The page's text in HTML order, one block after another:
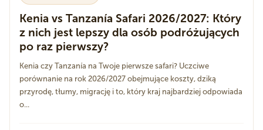
Kenia vs Tanzanía Safari 2026/2027: Który
z nich jest lepszy dla osób podróżujących
po raz pierwszy?
Kenia czy Tanzanía na Twoje pierwsze safari? Uczciwe
porównanie na rok 2026/2027 obejmujące koszty, dziką
przyrodę, tłumy, migrację i to, który kraj najbardziej odpowiada
o...